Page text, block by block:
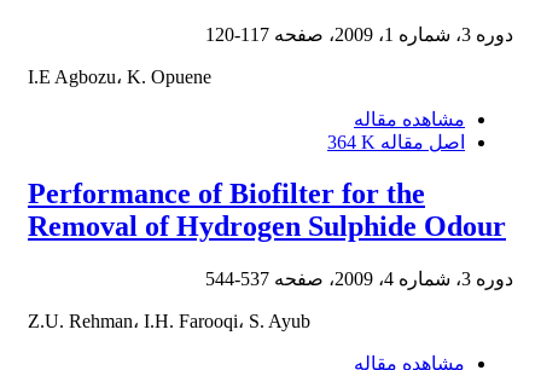
دوره 3، شماره 1، 2009، صفحه 117-120
I.E Agbozu، K. Opuene
مشاهده مقاله
اصل مقاله 364 K
Performance of Biofilter for the
Removal of Hydrogen Sulphide Odour
دوره 3، شماره 4، 2009، صفحه 537-544
Z.U. Rehman، I.H. Farooqi، S. Ayub
مشاهده مقاله